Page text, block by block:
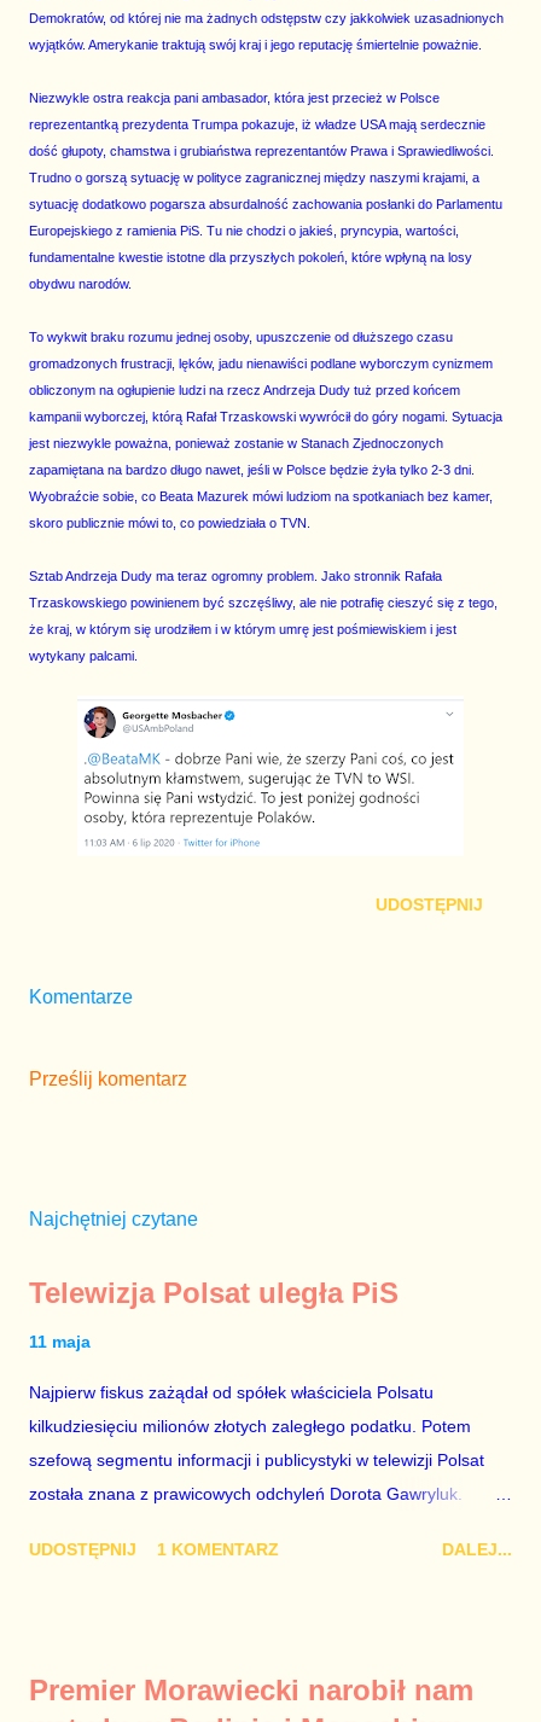
Demokratów, od której nie ma żadnych odstępstw czy jakkolwiek uzasadnionych
wyjątków. Amerykanie traktują swój kraj i jego reputację śmiertelnie poważnie.
Niezwykle ostra reakcja pani ambasador, która jest przecież w Polsce
reprezentantką prezydenta Trumpa pokazuje, iż władze USA mają serdecznie
dość głupoty, chamstwa i grubiaństwa reprezentantów Prawa i Sprawiedliwości.
Trudno o gorszą sytuację w polityce zagranicznej między naszymi krajami, a
sytuację dodatkowo pogarsza absurdalność zachowania posłanki do Parlamentu
Europejskiego z ramienia PiS. Tu nie chodzi o jakieś, pryncypia, wartości,
fundamentalne kwestie istotne dla przyszłych pokoleń, które wpłyną na losy
obydwu narodów.
To wykwit braku rozumu jednej osoby, upuszczenie od dłuższego czasu
gromadzonych frustracji, lęków, jadu nienawiści podlane wyborczym cynizmem
obliczonym na ogłupienie ludzi na rzecz Andrzeja Dudy tuż przed końcem
kampanii wyborczej, którą Rafał Trzaskowski wywrócił do góry nogami. Sytuacja
jest niezwykle poważna, ponieważ zostanie w Stanach Zjednoczonych
zapamiętana na bardzo długo nawet, jeśli w Polsce będzie żyła tylko 2-3 dni.
Wyobraźcie sobie, co Beata Mazurek mówi ludziom na spotkaniach bez kamer,
skoro publicznie mówi to, co powiedziała o TVN.
Sztab Andrzeja Dudy ma teraz ogromny problem. Jako stronnik Rafała
Trzaskowskiego powinienem być szczęśliwy, ale nie potrafię cieszyć się z tego,
że kraj, w którym się urodziłem i w którym umrę jest pośmiewiskiem i jest
wytykany palcami.
UDOSTĘPNIJ
Komentarze
Prześlij komentarz
Najchętniej czytane
Telewizja Polsat uległa PiS
11 maja
Najpierw fiskus zażądał od spółek właściciela Polsatu
kilkudziesięciu milionów złotych zaległego podatku. Potem
szefową segmentu informacji i publicystyki w telewizji Polsat
została znana z prawicowych odchyleń Dorota Gawryluk.
marionetka partii rządzącej, żona agenta SB, który jest obecnie
tylko tam, gdzie nie ma trudnych pytań. Taki obrót spraw
UDOSTĘPNIJ 1 KOMENTARZ DALEJ...
Premier Morawiecki narobił nam